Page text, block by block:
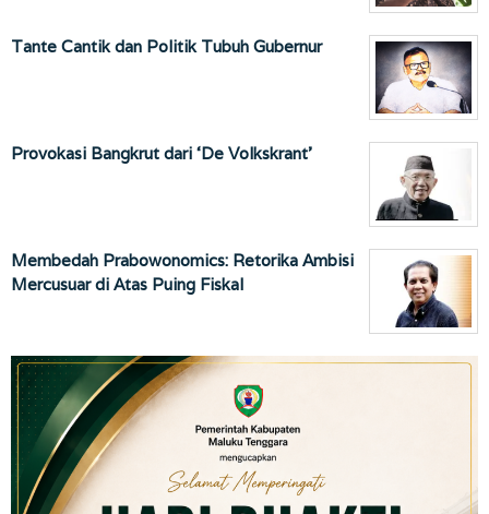
Tante Cantik dan Politik Tubuh Gubernur
Provokasi Bangkrut dari ‘De Volkskrant’
Membedah Prabowonomics: Retorika Ambisi
Mercusuar di Atas Puing Fiskal